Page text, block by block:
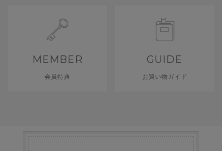
MEMBER
会員特典
GUIDE
お買い物ガイド